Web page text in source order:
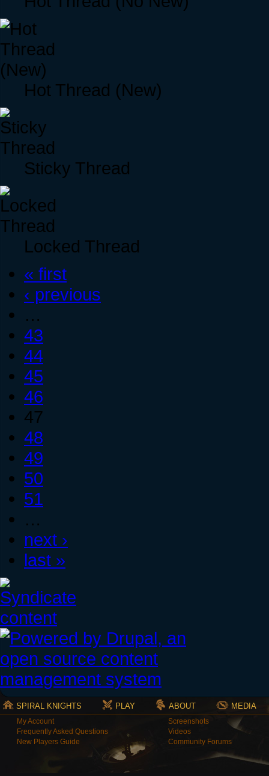
Hot Thread (New)
Sticky Thread
Locked Thread
« first
‹ previous
…
43
44
45
46
47
48
49
50
51
…
next ›
last »
SPIRAL KNIGHTS PLAY ABOUT MEDIA
My Account
Frequently Asked Questions
New Players Guide
Screenshots
Videos
Community Forums